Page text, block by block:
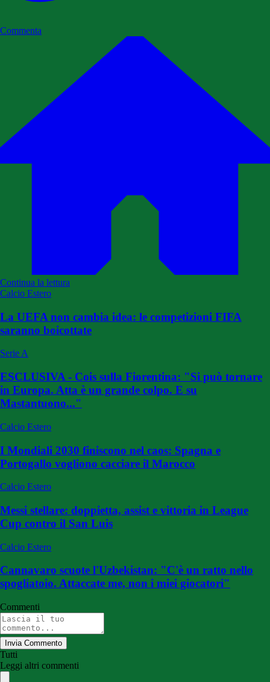
Commenta
Continua la lettura
Calcio Estero
La UEFA non cambia idea: le competizioni FIFA
saranno boicottate
Serie A
ESCLUSIVA - Cois sulla Fiorentina: "Si può tornare
in Europa. Atta è un grande colpo. E su
Mastantuono..."
Calcio Estero
I Mondiali 2030 finiscono nel caos: Spagna e
Portogallo vogliono cacciare il Marocco
Calcio Estero
Messi stellare: doppietta, assist e vittoria in League
Cup contro il San Luis
Calcio Estero
Cannavaro scuote l'Uzbekistan: "C'è un ratto nello
spogliatoio. Attaccate me, non i miei giocatori"
Commenti
Invia Commento
Tutti
Leggi altri commenti